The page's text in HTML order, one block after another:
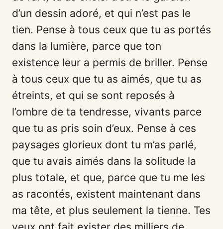
d’un dessin adoré, et qui n’est pas le
tien. Pense à tous ceux que tu as portés
dans la lumière, parce que ton
existence leur a permis de briller. Pense
à tous ceux que tu as aimés, que tu as
étreints, et qui se sont reposés à
l’ombre de ta tendresse, vivants parce
que tu as pris soin d’eux. Pense à ces
paysages glorieux dont tu m’as parlé,
que tu avais aimés dans la solitude la
plus totale, et que, parce que tu me les
as racontés, existent maintenant dans
ma tête, et plus seulement la tienne. Tes